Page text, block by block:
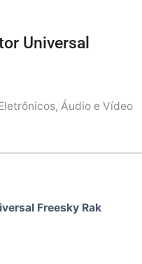
Universal
Áudio e Vídeo
Freesky Rak